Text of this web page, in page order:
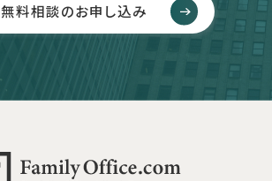
無料相談のお申し込み